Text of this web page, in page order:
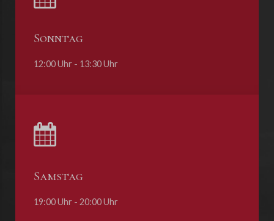
Sonntag
12:00 Uhr - 13:30 Uhr
Samstag
19:00 Uhr - 20:00 Uhr